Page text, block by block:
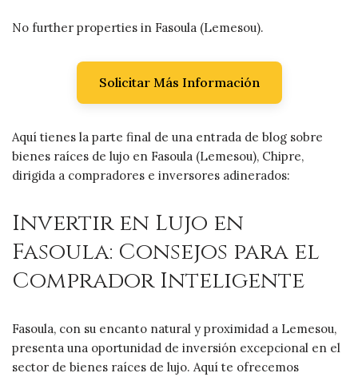
No further properties in Fasoula (Lemesou).
Solicitar Más Información
Aquí tienes la parte final de una entrada de blog sobre
bienes raíces de lujo en Fasoula (Lemesou), Chipre,
dirigida a compradores e inversores adinerados:
Invertir en Lujo en
Fasoula: Consejos para el
Comprador Inteligente
Fasoula, con su encanto natural y proximidad a Lemesou,
presenta una oportunidad de inversión excepcional en el
sector de bienes raíces de lujo. Aquí te ofrecemos